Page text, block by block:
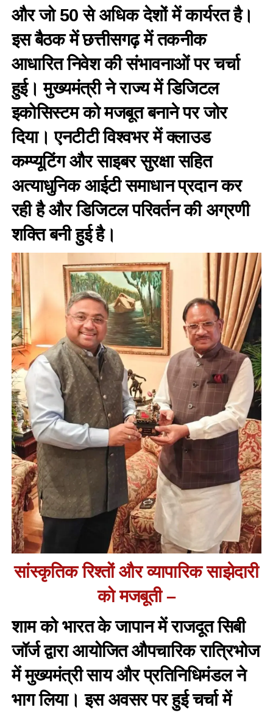
और जो 50 से अधिक देशों में कार्यरत है।
इस बैठक में छत्तीसगढ़ में तकनीक
आधारित निवेश की संभावनाओं पर चर्चा
हुई। मुख्यमंत्री ने राज्य में डिजिटल
इकोसिस्टम को मजबूत बनाने पर जोर
दिया। एनटीटी विश्वभर में क्लाउड
कम्प्यूटिंग और साइबर सुरक्षा सहित
अत्याधुनिक आईटी समाधान प्रदान कर
रही है और डिजिटल परिवर्तन की अग्रणी
शक्ति बनी हुई है।
सांस्कृतिक रिश्तों और व्यापारिक साझेदारी
को मजबूती –
शाम को भारत के जापान में राजदूत सिबी
जॉर्ज द्वारा आयोजित औपचारिक रात्रिभोज
में मुख्यमंत्री साय और प्रतिनिधिमंडल ने
भाग लिया। इस अवसर पर हुई चर्चा में